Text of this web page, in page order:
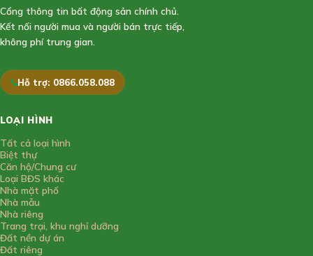
Cổng thông tin bất động sản chính chủ.
Kết nối người mua và người bán trực tiếp,
không phí trung gian.
Hỗ trợ: 0866.058.088
LOẠI HÌNH
Tất cả loại hình
Biệt thự
Căn hộ/Chung cư
Loại BĐS khác
Nhà mặt phố
Nhà mẫu
Nhà riêng
Trang trại, khu nghỉ dưỡng
Đất nền dự án
Đất riêng